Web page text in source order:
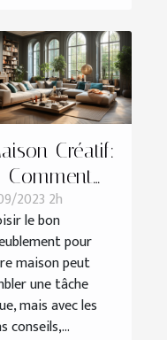
Créatif:
Comment
le bon
pour votre
maison
2023 2h
le bon
pour
maison peut
une tâche
mais avec les
conseils,...